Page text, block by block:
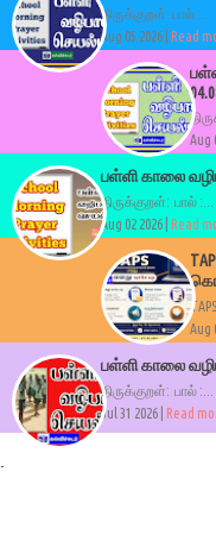
திருக்குறள்: பால் :...
Aug 05 2026 | Read
Aug
பள்ளி காலை
திருக்குறள்: பால் :...
Aug 02 2026 | Read
Aug
பள்ளி காலை
திருக்குறள்: பால் :...
Jul 31 2026 |
Read